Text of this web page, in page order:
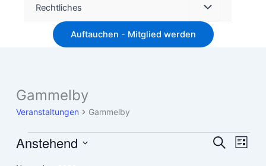
Rechtliches
Auftauchen - Mitglied werden
Gammelby
Veranstaltungen Gammelby
Veranstaltungen SucheListe
Anstehend